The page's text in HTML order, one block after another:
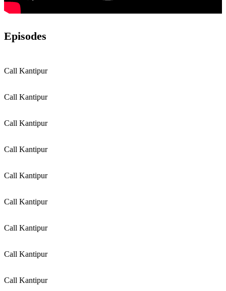
Episodes
Call Kantipur
Call Kantipur
Call Kantipur
Call Kantipur
Call Kantipur
Call Kantipur
Call Kantipur
Call Kantipur
Call Kantipur